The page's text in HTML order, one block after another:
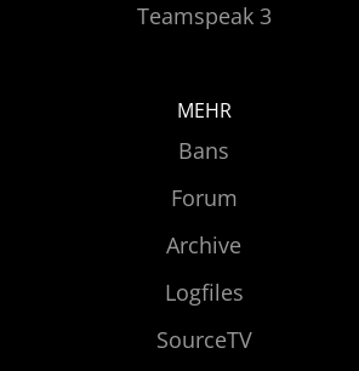
Teamspeak 3
MEHR
Bans
Forum
Archive
Logfiles
SourceTV